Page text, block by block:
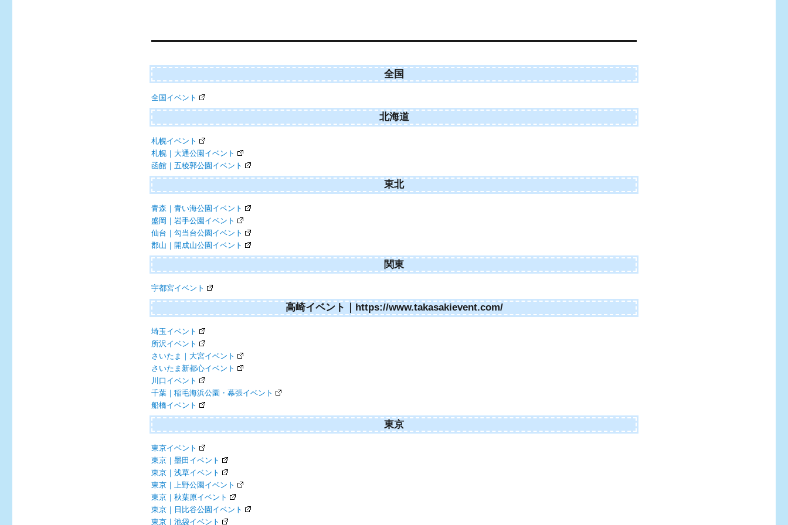
全国
全国イベント
北海道
札幌イベント
札幌｜大通公園イベント
函館｜五稜郭公園イベント
東北
青森｜青い海公園イベント
盛岡｜岩手公園イベント
仙台｜勾当台公園イベント
郡山｜開成山公園イベント
関東
宇都宮イベント
高崎イベント｜https://www.takasakievent.com/
埼玉イベント
所沢イベント
さいたま｜大宮イベント
さいたま新都心イベント
川口イベント
千葉｜稲毛海浜公園・幕張イベント
船橋イベント
東京
東京イベント
東京｜墨田イベント
東京｜浅草イベント
東京｜上野公園イベント
東京｜秋葉原イベント
東京｜日比谷公園イベント
東京｜池袋イベント